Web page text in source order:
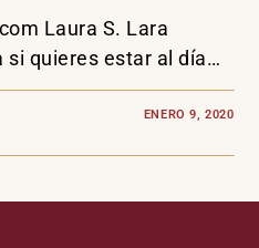
Laura S. Lara
si quieres estar al día…
ENERO 9, 2020